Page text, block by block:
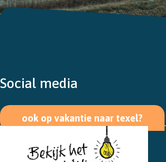
Social media
ook op vakantie naar texel?